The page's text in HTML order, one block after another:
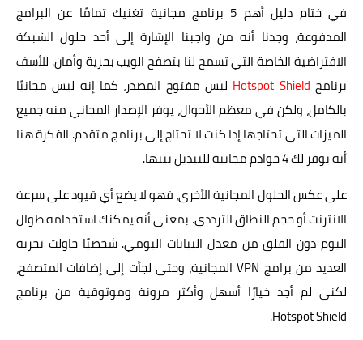
في ختام دليل أهم 5 برنامج مجانية تغنيك تمامًا عن البرامج
المدفوعة، وجدنا أنه من واجبنا الإشارة إلى أحد حلول الشبكة
الافتراضية الخاصة التي تسمح لنا بتصفح الويب بحرية وأمان. للأسف
برنامج Hotspot Shield ليس مفتوح المصدر، كما إنه ليس مجانيًا
بالكامل، ولكن في معظم الأحوال، يوفر الإصدار المجاني منه جميع
الميزات التي تحتاجها إذا كنت لا تحتاج إلى برنامج متقدم. الفكرة هنا
أنه يوفر لك 4 خوادم مجانية للتبديل بينها.
على عكس الحلول المجانية الأخرى، فهو لا يضع أي قيود على سرعة
الانترنت أو حجم النطاق الترددي. بمعنى أنه يمكنك استخدامه طوال
اليوم دون القلق من معدل البيانات اليومي. شخصيًا حاولت تجربة
العديد من برامج VPN المجانية، وحتى لجأت إلى إضافات المتصفح،
لكني لم أجد خيارًا أسهل وأكثر مرونة وموثوقية من برنامج
Hotspot Shield.